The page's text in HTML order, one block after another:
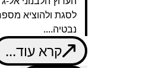
לסגת ולהוציא
נבטיה....
קרא עוד...